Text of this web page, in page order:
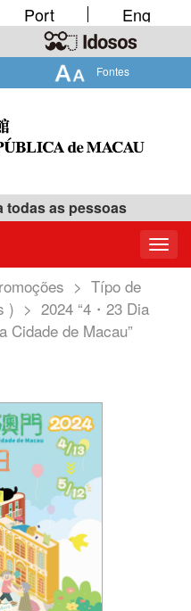
Fontes
Port Eng
todas as pessoas
> Típo de
) > 2024 “4・23 Dia
Cidade de Macau”